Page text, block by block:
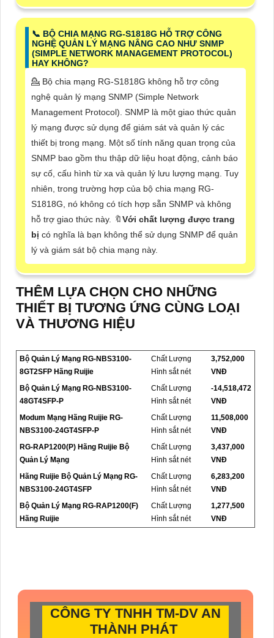
📞 BỘ CHIA MẠNG RG-S1818G HỖ TRỢ CÔNG
NGHỆ QUẢN LÝ MẠNG NÂNG CAO NHƯ SNMP
(SIMPLE NETWORK MANAGEMENT PROTOCOL)
HAY KHÔNG?
💁 Bộ chia mạng RG-S1818G không hỗ trợ công
nghệ quản lý mạng SNMP (Simple Network
Management Protocol). SNMP là một giao thức quản
lý mạng được sử dụng để giám sát và quản lý các
thiết bị trong mạng. Một số tính năng quan trọng của
SNMP bao gồm thu thập dữ liệu hoạt động, cảnh báo
sự cố, cấu hình từ xa và quản lý lưu lượng mạng. Tuy
nhiên, trong trường hợp của bộ chia mạng RG-
S1818G, nó không có tích hợp sẵn SNMP và không
hỗ trợ giao thức này. 🔖Với chất lượng được trang
bị có nghĩa là bạn không thể sử dụng SNMP để quản
lý và giám sát bộ chia mạng này.
THÊM LỰA CHỌN CHO NHỮNG
THIẾT BỊ TƯƠNG ỨNG CÙNG LOẠI
VÀ THƯƠNG HIỆU
Bộ Quản Lý Mạng RG-NBS3100-
8GT2SFP Hãng Ruijie
Chất Lượng
Hình sắt nét
3,752,000
VNĐ
Bộ Quản Lý Mạng RG-NBS3100-
48GT4SFP-P
Chất Lượng
Hình sắt nét
-14,518,472
VNĐ
Modum Mạng Hãng Ruijie RG-
NBS3100-24GT4SFP-P
Chất Lượng
Hình sắt nét
11,508,000
VNĐ
RG-RAP1200(P) Hãng Ruijie Bộ
Quản Lý Mạng
Chất Lượng
Hình sắt nét
3,437,000
VNĐ
Hãng Ruijie Bộ Quản Lý Mạng RG-
NBS3100-24GT4SFP
Chất Lượng
Hình sắt nét
6,283,200
VNĐ
Bộ Quản Lý Mạng RG-RAP1200(F)
Hãng Ruijie
Chất Lượng
Hình sắt nét
1,277,500
VNĐ
CÔNG TY TNHH TM-DV AN
THÀNH PHÁT